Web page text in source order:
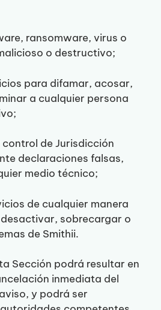
ransomware, virus o
o destructivo;
para difamar, acosar,
a cualquier persona
de Jurisdicción
declaraciones falsas,
medio técnico;
de cualquier manera
sobrecargar o
de Smithii.
Sección podrá resultar en
inmediata del
y podrá ser